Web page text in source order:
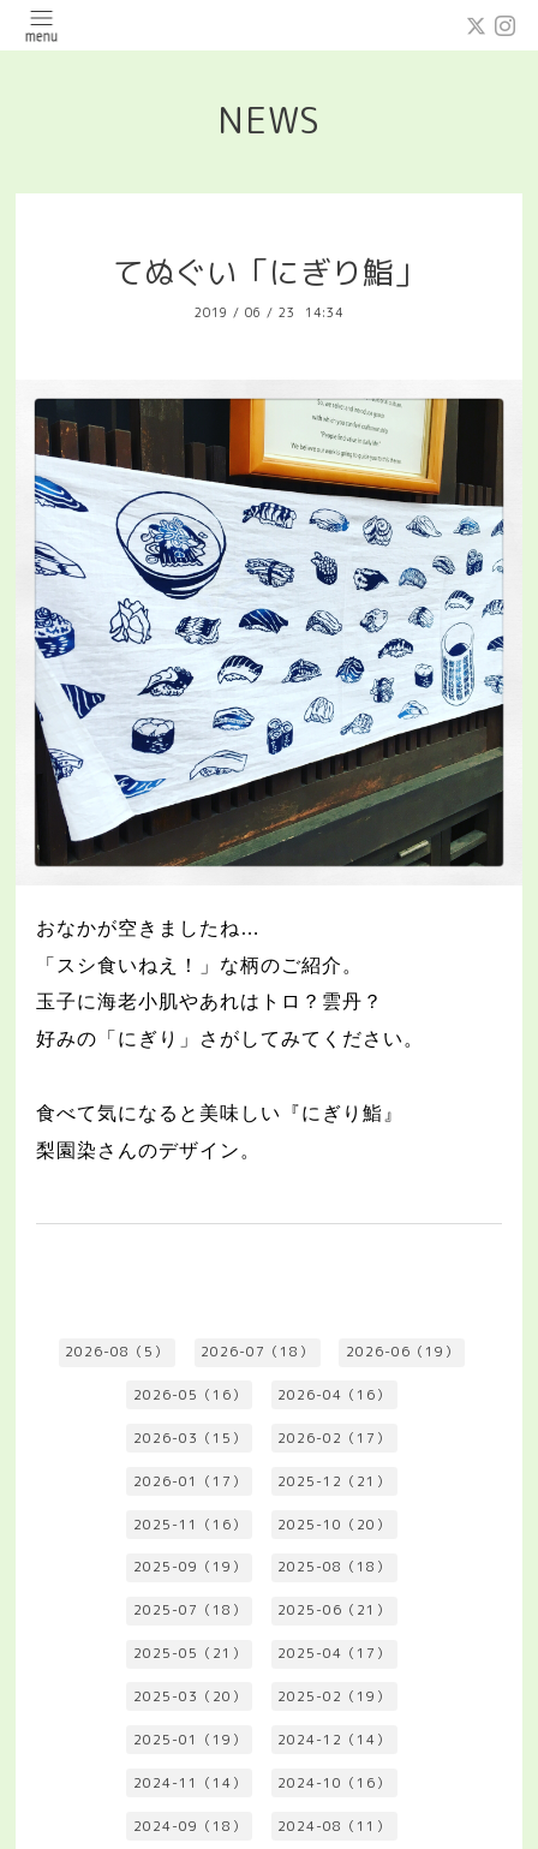
NEWS
てぬぐい「にぎり鮨」
2019 / 06 / 23 14:34
おなかが空きましたね …
「スシ食いねえ！」な柄のご紹介。
玉子に海老小肌やあれはトロ？雲丹？
好みの「にぎり」さがしてみてください。
食べて気になると美味しい『にぎり鮨』
梨園染さんのデザイン。
2026-08（5） 2026-07（18） 2026-06（19）
2026-05（16） 2026-04（16）
2026-03（15） 2026-02（17）
2026-01（17） 2025-12（21）
2025-11（16） 2025-10（20）
2025-09（19） 2025-08（18）
2025-07（18） 2025-06（21）
2025-05（21） 2025-04（17）
2025-03（20） 2025-02（19）
2025-01（19） 2024-12（14）
2024-11（14） 2024-10（16）
2024-09（18） 2024-08（11）